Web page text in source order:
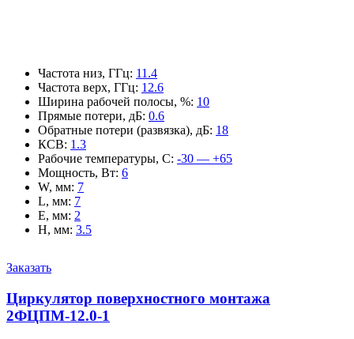
Частота низ, ГГц: 11.4
Частота верх, ГГц: 12.6
Ширина рабочей полосы, %: 10
Прямые потери, дБ: 0.6
Обратные потери (развязка), дБ: 18
КСВ: 1.3
Рабочие температуры, С: -30 — +65
Мощность, Вт: 6
W, мм: 7
L, мм: 7
E, мм: 2
H, мм: 3.5
Заказать
Циркулятор поверхностного монтажа
2ФЦПМ-12.0-1